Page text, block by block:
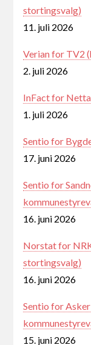
stortingsvalg)
11. juli 2026
Verian for TV2
2. juli 2026
InFact for
1. juli 2026
Sentio for
17. juni 2026
Sentio for
16. juni 2026
Norstat for
stortingsvalg)
16. juni 2026
Sentio for
15. juni 2026